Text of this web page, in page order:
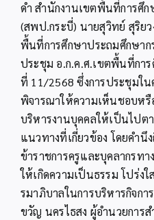
ดำ สำนักงานเขตพื้นที่การศึ
(สพป.กระบี่) นายสุวิทย์ สุริย
พื้นที่การศึกษาประถมศึกษาก
ประชุม อ.ก.ค.ศ.เขตพื้นที่กา
ที่ 11/2568 ซึ่งการประชุมใ
พิจารณาให้ความเห็นชอบหรื
บริหารงานบุคคลให้เป็นไปต
แนวทางที่เกี่ยวข้อง โดยคำนึ
ข้าราชการครูและบุคลากรท
ให้เกิดความเป็นธรรม โปร่ง
รมาภิบาลในการบริหารกิจกา
ขวัญ นครไธสง ผู้อำนวยการ